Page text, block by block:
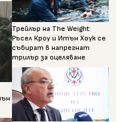
Трейлър на The Weight:
Ръсел Кроу и Итън Хоук се
събират в напрегнат
трилър за оцеляване